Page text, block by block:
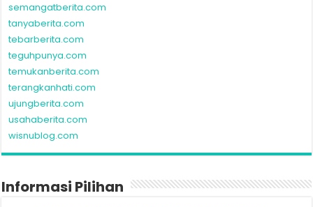
semangatberita.com
tanyaberita.com
tebarberita.com
teguhpunya.com
temukanberita.com
terangkanhati.com
ujungberita.com
usahaberita.com
wisnublog.com
Informasi Pilihan